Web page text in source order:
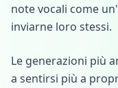
note vocali come
inviarne loro stessi.
Le generazioni più
a sentirsi più a